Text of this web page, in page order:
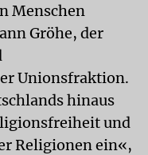
Menschen
Gröhe, der
Unionsfraktion.
hinaus
und
Religionen ein«,